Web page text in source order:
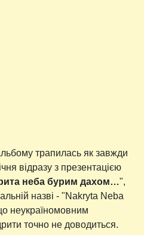
трапилась як завжди
відразу з презентацією
неба бурим дахом…",
назві - "Nakryta Neba
неукраїномовним
точно не доводиться.